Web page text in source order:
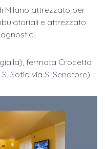
Milano attrezzato per
e attrezzato
gialla), fermata Crocetta
Sofia via S. Senatore)